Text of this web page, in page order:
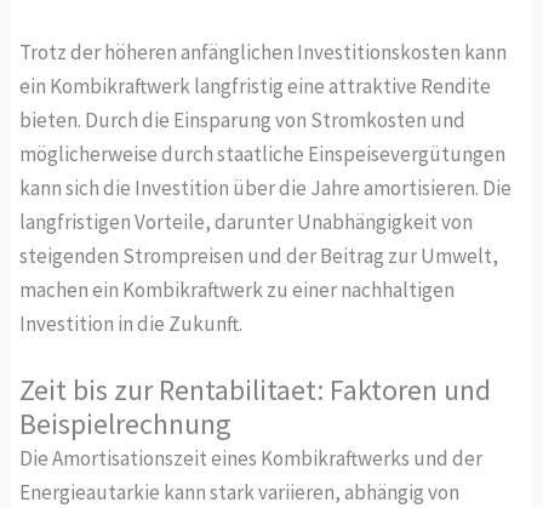
Trotz der höheren anfänglichen Investitionskosten kann
ein Kombikraftwerk langfristig eine attraktive Rendite
bieten. Durch die Einsparung von Stromkosten und
möglicherweise durch staatliche Einspeisevergütungen
kann sich die Investition über die Jahre amortisieren. Die
langfristigen Vorteile, darunter Unabhängigkeit von
steigenden Strompreisen und der Beitrag zur Umwelt,
machen ein Kombikraftwerk zu einer nachhaltigen
Investition in die Zukunft.
Zeit bis zur Rentabilitaet: Faktoren und
Beispielrechnung
Die Amortisationszeit eines Kombikraftwerks und der
Energieautarkie kann stark variieren, abhängig von